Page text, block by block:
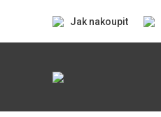
Jak nakoupit